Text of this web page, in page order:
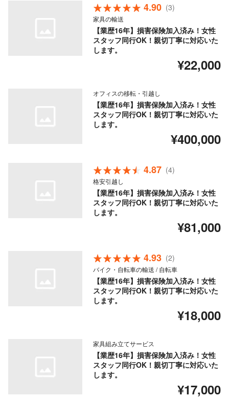
4.90 (3)
家具の輸送
【業歴16年】損害保険加入済み！女性
スタッフ同行OK！親切丁寧に対応いた
します。
¥22,000
オフィスの移転・引越し
【業歴16年】損害保険加入済み！女性
スタッフ同行OK！親切丁寧に対応いた
します。
¥400,000
4.87 (4)
格安引越し
【業歴16年】損害保険加入済み！女性
スタッフ同行OK！親切丁寧に対応いた
します。
¥81,000
4.93 (2)
バイク・自転車の輸送 / 自転車
【業歴16年】損害保険加入済み！女性
スタッフ同行OK！親切丁寧に対応いた
します。
¥18,000
家具組み立てサービス
【業歴16年】損害保険加入済み！女性
スタッフ同行OK！親切丁寧に対応いた
します。
¥17,000